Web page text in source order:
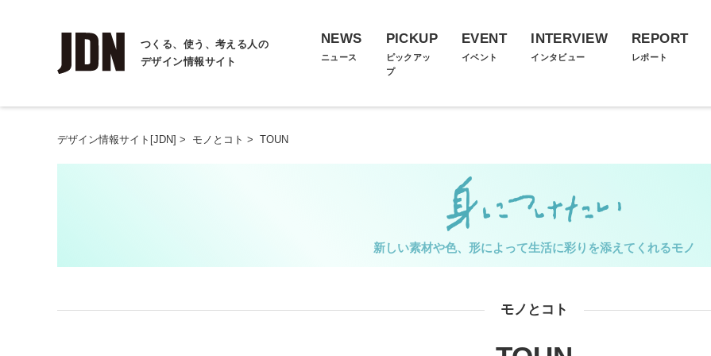
つくる、使う、考える人の
デザイン情報サイト
NEWS
ニュース
PICKUP
ピックアッ
プ
EVENT
イベント
INTERVIEW
インタビュー
REPORT
レポート
デザイン情報サイト[JDN] > モノとコト > TOUN
新しい素材や色、形によって生活に彩りを添えてくれるモノ
モノとコト